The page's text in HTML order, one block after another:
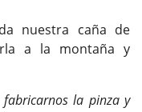
nuestra caña de
a la montaña y
la pinza y